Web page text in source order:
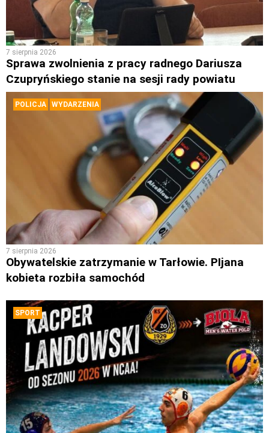
7 sierpnia 2026
Sprawa zwolnienia z pracy radnego Dariusza
Czupryńskiego stanie na sesji rady powiatu
POLICJA WYDARZENIA
7 sierpnia 2026
Obywatelskie zatrzymanie w Tarłowie. PIjana
kobieta rozbiła samochód
SPORT